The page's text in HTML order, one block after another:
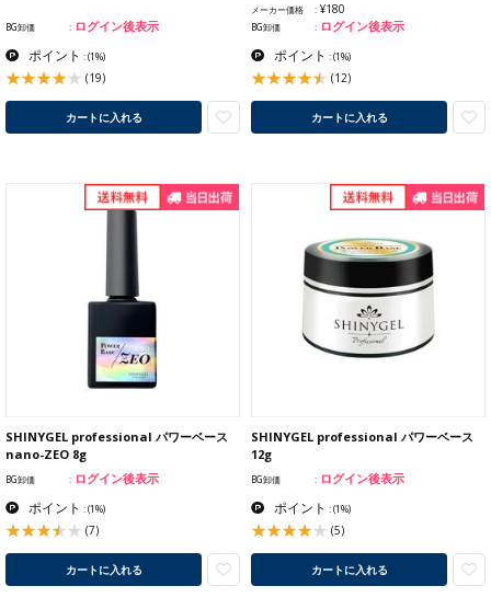
BG卸価 ログイン後表示
ポイント :(1%)
(19)
カートに入れる
メーカー価格 ¥180
BG卸価 ログイン後表示
ポイント :(1%)
(12)
カートに入れる
SHINYGEL professional パワーベース
nano-ZEO 8g
BG卸価 ログイン後表示
ポイント :(1%)
(7)
カートに入れる
SHINYGEL professional パワーベース
12g
BG卸価 ログイン後表示
ポイント :(1%)
(5)
カートに入れる